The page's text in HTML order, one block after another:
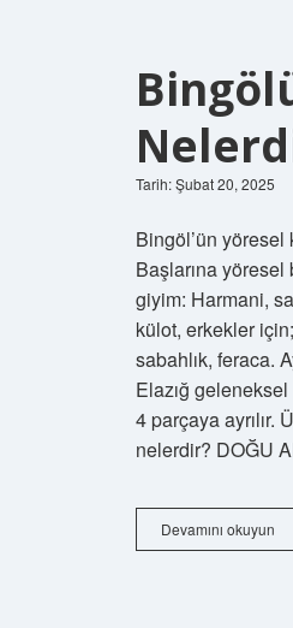
Tarih: Şubat 20, 2025
Bingöl’ün yöresel
Başlarına yöresel
giyim: Harmani,
külot, erkekler
sabahlık, feraca.
Elazığ
4 parçaya ayrılır.
nelerdir? DOĞU
Devamını okuyun